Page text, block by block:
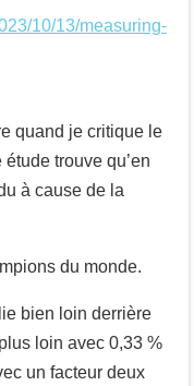
10/13/measuring-
quand je critique le
trouve qu’en
à cause de la
du monde.
bien loin derrière
loin avec 0,33 %
un facteur deux